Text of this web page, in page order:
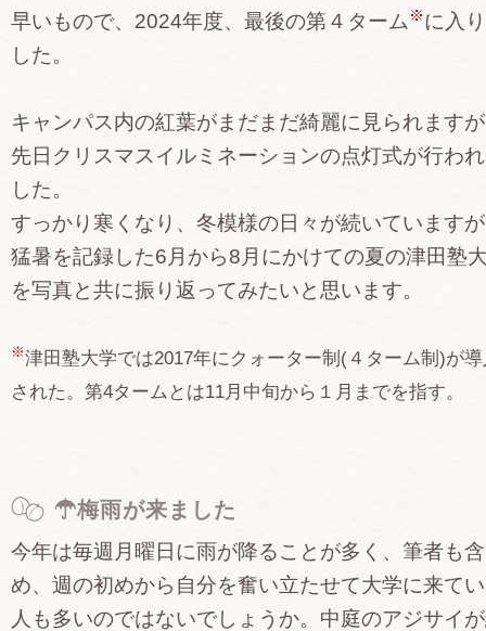
早いもので、2024年度、最後の第４ターム ※ に入
した。
キャンパス内の紅葉がまだまだ綺麗に見られます
先日クリスマスイルミネーションの点灯式が行わ
した。
すっかり寒くなり、冬模様の日々が続いています
猛暑を記録した6月から8月にかけての夏の津田塾
を写真と共に振り返ってみたいと思います。
※津田塾大学では2017年にクォーター制(４ターム制)が
された。第4タームとは11月中旬から１月までを指す。
☂梅雨が来ました
今年は毎週月曜日に雨が降ることが多く、筆者も含
め、週の初めから自分を奮い立たせて大学に来て
人も多いのではないでしょうか。中庭のアジサイ